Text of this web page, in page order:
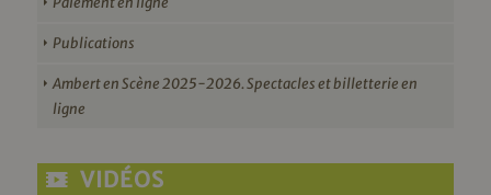
Publications
Ambert en Scène 2025-2026. Spectacles et billetterie en
ligne
VIDÉOS